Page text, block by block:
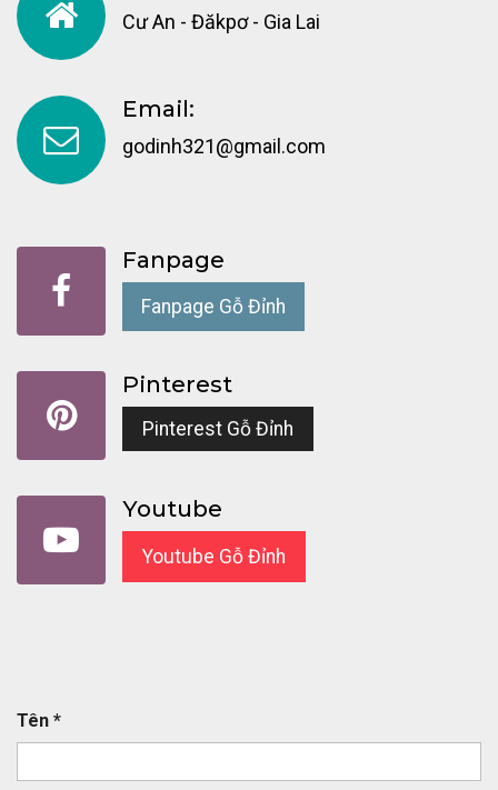
Cư An - Đăkpơ - Gia Lai
Email:
godinh321@gmail.com
Fanpage
Fanpage Gỗ Đỉnh
Pinterest
Pinterest Gỗ Đỉnh
Youtube
Youtube Gỗ Đỉnh
Tên